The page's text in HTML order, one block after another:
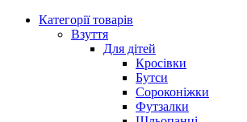
Категорії товарів
Взуття
Для дітей
Кросівки
Бутси
Сороконіжки
Футзалки